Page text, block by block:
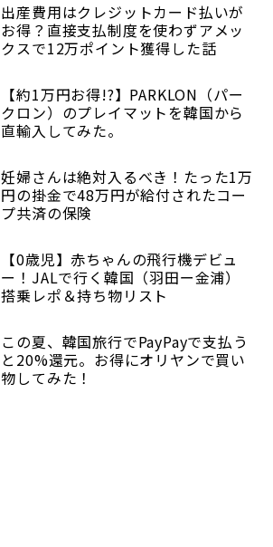
出産費用はクレジットカード払いが
お得？直接支払制度を使わずアメッ
クスで12万ポイント獲得した話
【約1万円お得!?】PARKLON（パー
クロン）のプレイマットを韓国から
直輸入してみた。
妊婦さんは絶対入るべき！たった1万
円の掛金で48万円が給付されたコー
プ共済の保険
【0歳児】赤ちゃんの飛行機デビュ
ー！JALで行く韓国（羽田ー金浦）
搭乗レポ＆持ち物リスト
この夏、韓国旅行でPayPayで支払う
と20%還元。お得にオリヤンで買い
物してみた！